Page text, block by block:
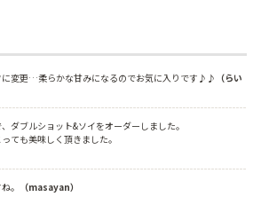
に変更…柔らかな甘みになるのでお気に入りです♪♪ （らい
ダブルショット&ソイをオーダーしました。
ても美味しく頂きました。
。 （masayan）